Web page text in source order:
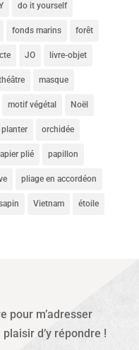
do it yourself
fonds marins forêt
JO livre-objet
masque
motif végétal Noël
orchidée
plié papillon
pliage en accordéon
Vietnam étoile
pour m’adresser
d’y répondre !